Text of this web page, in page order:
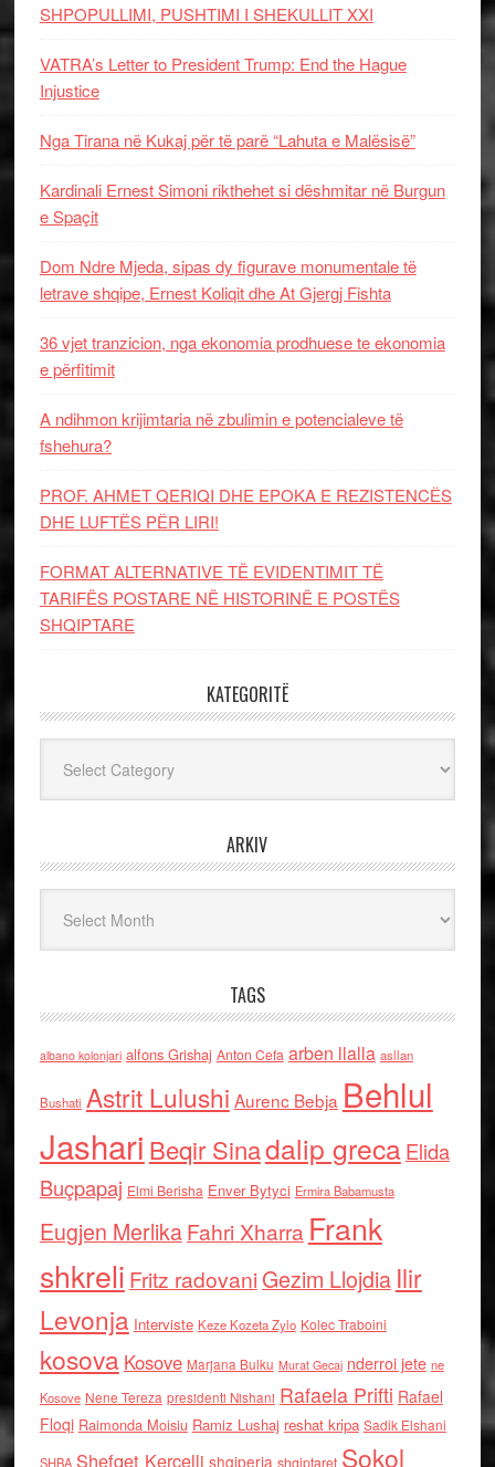
SHPOPULLIMI, PUSHTIMI I SHEKULLIT XXI
VATRA’s Letter to President Trump: End the Hague
Injustice
Nga Tirana në Kukaj për të parë “Lahuta e Malësisë”
Kardinali Ernest Simoni rikthehet si dëshmitar në Burgun
e Spaçit
Dom Ndre Mjeda, sipas dy figurave monumentale të
letrave shqipe, Ernest Koliqit dhe At Gjergj Fishta
36 vjet tranzicion, nga ekonomia prodhuese te ekonomia
e përfitimit
A ndihmon krijimtaria në zbulimin e potencialeve të
fshehura?
PROF. AHMET QERIQI DHE EPOKA E REZISTENCЁS
DHE LUFTЁS PЁR LIRI!
FORMAT ALTERNATIVE TË EVIDENTIMIT TË
TARIFËS POSTARE NË HISTORINË E POSTËS
SHQIPTARE
KATEGORITË
ARKIV
TAGS
albano kolonjari alfons Grishaj Anton Cefa arben llalla asllan
Bushati Astrit Lulushi Aurenc Bebja Behlul
Jashari Beqir Sinadalip grecaElida
Buçpapaj Elmi Berisha Enver Bytyci Ermira Babamusta
Eugjen MerlikaFahri Xharra Frank
shkreli Fritz radovaniGezim Llojdia Ilir
Levonja Interviste Keze Kozeta Zylo Kolec Traboini
kosova Kosove Marjana Bulku Murat Gecaj nderroi jete ne
Kosove Nene Tereza presidenti Nishani Rafaela Prifti Rafael
Floqi Raimonda Moisiu Ramiz Lushaj reshat kripa Sadik Elshani
SHBA Shefqet Kercelli shqiperia shqiptaret Sokol